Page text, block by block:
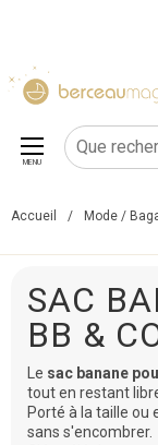
MENU
Accueil / Mode /
SAC
BB &
Le sac banane
tout en restant
Porté à la taille ou
sans s'encombrer.